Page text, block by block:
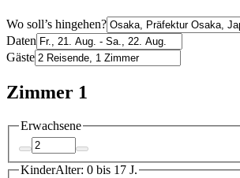
Wo soll’s hingehen?
Daten
Gäste
Zimmer 1
Erwachsene
KinderAlter: 0 bis 17 J.